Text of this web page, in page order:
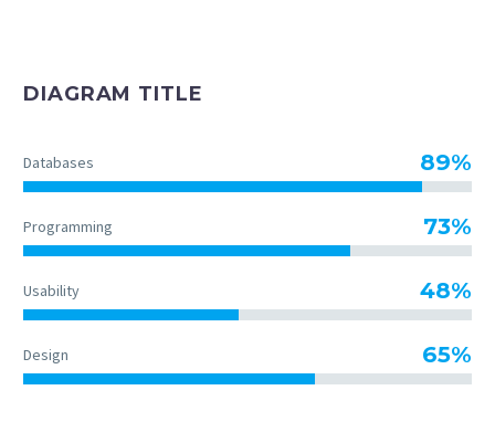
DIAGRAM TITLE
Databases 89%
Programming 73%
Usability 48%
Design 65%